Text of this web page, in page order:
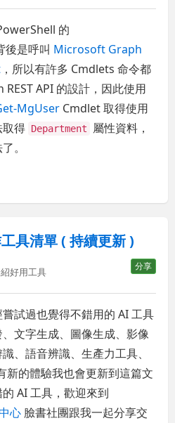
的
後是呼叫 Microsoft Graph
，所以有許多 Cmdlets 命令都
API 的設計，因此使用
MgUser Cmdlet 取得使用
得 Department
屬性資料，
。
具清單 ( 持續更新 )
分享
好用工具
試過也覺得不錯用的 AI 工具
文字生成、圖像生成、影像
、語音辨識、生產力工具、
新的體驗我也會更新到這篇文
AI 工具，歡迎來到
心 臉書社團跟我一起分享交